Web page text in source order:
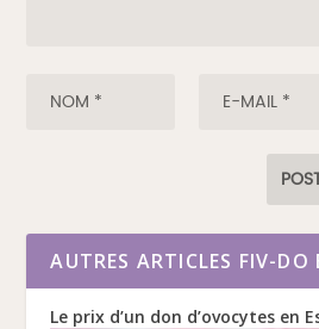
AUTRES ARTICLES FIV-DO
Le prix d’un don d’ovocytes en